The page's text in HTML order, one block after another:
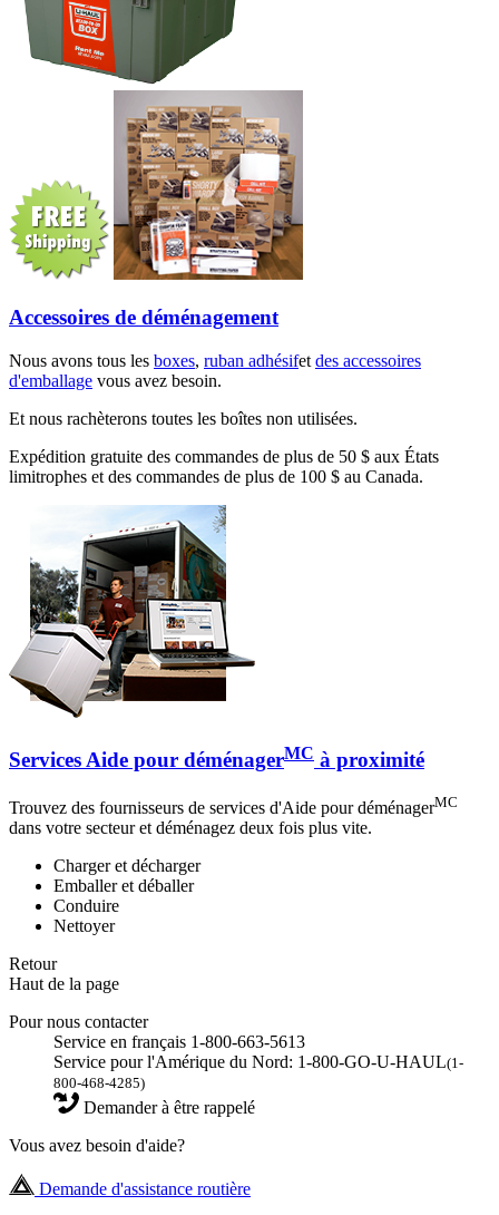
Accessoires de déménagement
Nous avons tous les boxes, ruban adhésifet des accessoires
d'emballage vous avez besoin.
Et nous rachèterons toutes les boîtes non utilisées.
Expédition gratuite des commandes de plus de 50 $ aux États
limitrophes et des commandes de plus de 100 $ au Canada.
Services Aide pour déménagerMC à proximité
Trouvez des fournisseurs de services d'Aide pour déménagerMC
dans votre secteur et déménagez deux fois plus vite.
Charger et décharger
Emballer et déballer
Conduire
Nettoyer
Retour
Haut de la page
Pour nous contacter
Service en français 1-800-663-5613
Service pour l'Amérique du Nord: 1-800-GO-U-HAUL(1-
800-468-4285)
Demander à être rappelé
Vous avez besoin d'aide?
Demande d'assistance routière